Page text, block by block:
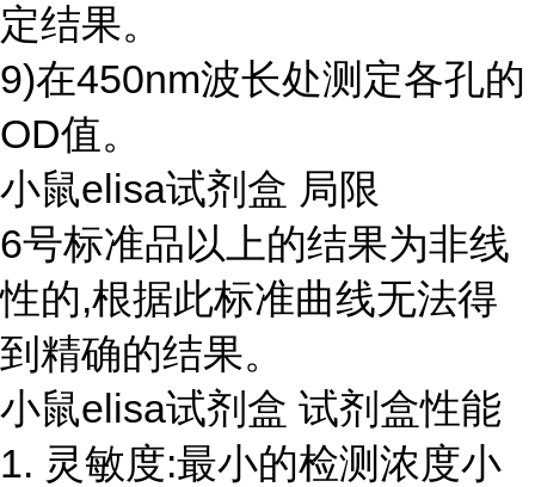
定结果。
9)在450nm波长处测定各孔的
OD值。
小鼠elisa试剂盒 局限
6号标准品以上的结果为非线
性的,根据此标准曲线无法得
到精确的结果。
小鼠elisa试剂盒 试剂盒性能
1. 灵敏度:最小的检测浓度小